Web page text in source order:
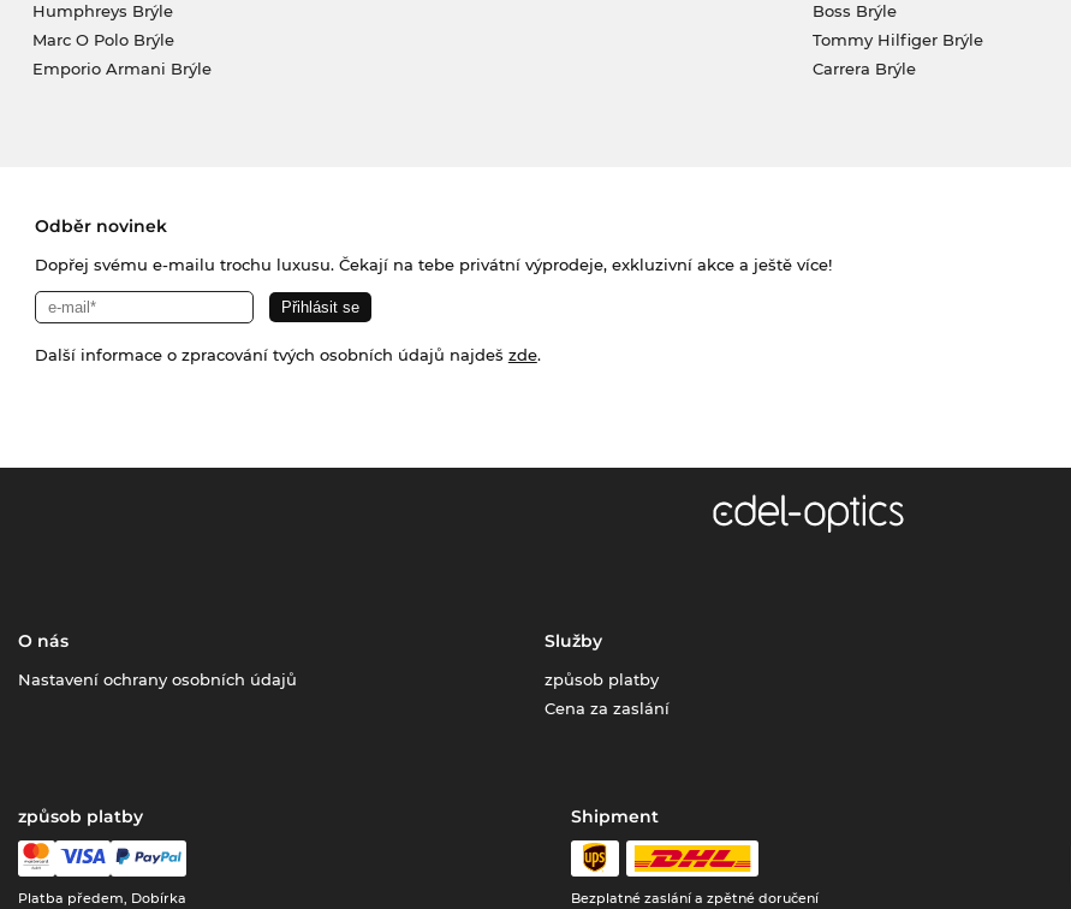
Humphreys Brýle
Marc O Polo Brýle
Emporio Armani Brýle
Boss Brýle
Tommy Hilfiger Brýle
Carrera Brýle
Odběr novinek
Dopřej svému e-mailu trochu luxusu. Čekají na tebe privátní výprodeje, exkluzivní akce a ještě více!
Další informace o zpracování tvých osobních údajů najdeš zde.
O nás
Nastavení ochrany osobních údajů
Služby
způsob platby
Cena za zaslání
způsob platby
Platba předem, Dobírka
Shipment
Bezplatné zaslání a zpětné doručení